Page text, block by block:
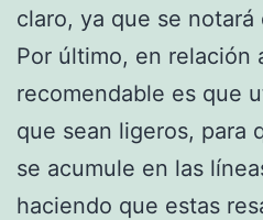
claro, ya que se notará
Por último, en relación
recomendable es que
que sean ligeros, para
se acumule en las
haciendo que estas